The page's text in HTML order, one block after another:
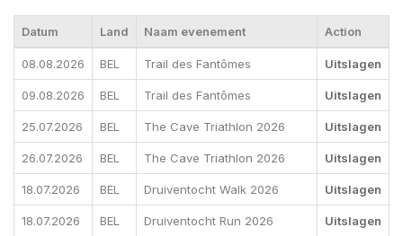
Datum Land Naam evenement Action
08.08.2026 BEL Trail des Fantômes Uitslagen
09.08.2026 BEL Trail des Fantômes Uitslagen
25.07.2026 BEL The Cave Triathlon 2026 Uitslagen
26.07.2026 BEL The Cave Triathlon 2026 Uitslagen
18.07.2026 BEL Druiventocht Walk 2026 Uitslagen
18.07.2026 BEL Druiventocht Run 2026 Uitslagen